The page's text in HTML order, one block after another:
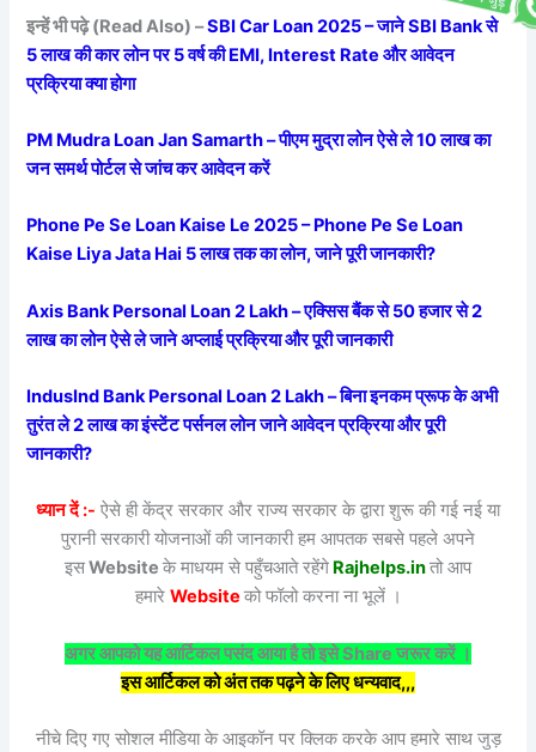
इन्हें भी पढ़े (Read Also) –SBI Car Loan 2025 – जाने SBI Bank से
5 लाख की कार लोन पर 5 वर्ष की EMI, Interest Rate और आवेदन
प्रक्रिया क्या होगा
PM Mudra Loan Jan Samarth – पीएम मुद्रा लोन ऐसे ले 10 लाख का
जन समर्थ पोर्टल से जांच कर आवेदन करें
Phone Pe Se Loan Kaise Le 2025 – Phone Pe Se Loan
Kaise Liya Jata Hai 5 लाख तक का लोन, जाने पूरी जानकारी?
Axis Bank Personal Loan 2 Lakh – एक्सिस बैंक से 50 हजार से 2
लाख का लोन ऐसे ले जाने अप्लाई प्रक्रिया और पूरी जानकारी
IndusInd Bank Personal Loan 2 Lakh – बिना इनकम प्रूफ के अभी
तुरंत ले 2 लाख का इंस्टेंट पर्सनल लोन जाने आवेदन प्रक्रिया और पूरी
जानकारी?
ध्यान दें :- ऐसे ही केंद्र सरकार और राज्य सरकार के द्वारा शुरू की गई नई या
पुरानी सरकारी योजनाओं की जानकारी हम आपतक सबसे पहले अपने
इसWebsite के माधयम से पहुँचआते रहेंगे Rajhelps.inतो आप
हमारे Website को फॉलो करना ना भूलें ।
अगर आपको यह आर्टिकल पसंद आया है तो इसे Share जरूर करें ।
इस आर्टिकल को अंत तक पढ़ने के लिए धन्यवाद,,,
नीचे दिए गए सोशल मीडिया के आइकॉन पर क्लिक करके आप हमारे साथ जुड़